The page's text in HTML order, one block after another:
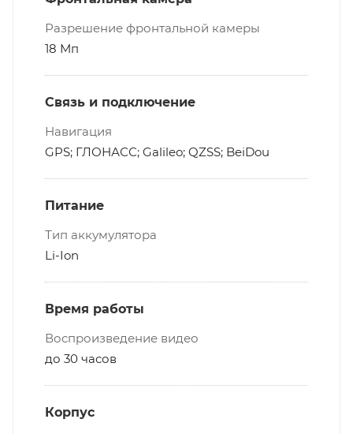
Разрешение фронтальной камеры
18 Мп
Связь и подключение
Навигация
GPS; ГЛОНАСС; Galileo; QZSS; BeiDou
Питание
Тип аккумулятора
Li-Ion
Время работы
Воспроизведение видео
до 30 часов
Корпус